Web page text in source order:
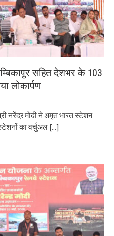
सहित देशभर के 103
लोकार्पण
नरेंद्र मोदी ने अमृत भारत स्टेशन
का वर्चुअल [...]